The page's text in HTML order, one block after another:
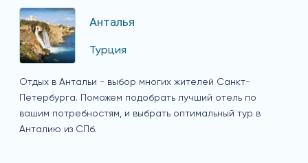
Анталья
Турция
Отдых в Антальи - выбор многих жителей Санкт-
Петербурга. Поможем подобрать лучший отель по
вашим потребностям, и выбрать оптимальный тур в
Анталию из СПб.